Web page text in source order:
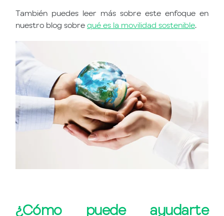
También puedes leer más sobre este enfoque en
nuestro blog sobre qué es la movilidad sostenible.
¿Cómo puede ayudarte